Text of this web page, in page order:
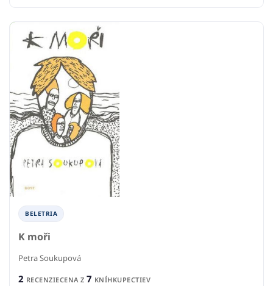
BELETRIA
K moři
Petra Soukupová
2 RECENZIECENA Z 7 KNÍHKUPECTIEV